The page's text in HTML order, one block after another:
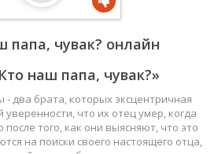
папа, чувак? онлайн
наш папа, чувак?»
- два брата, которых эксцентричная
что их отец умер, когда
того, как они выясняют, что это
на поиски своего настоящего отца,